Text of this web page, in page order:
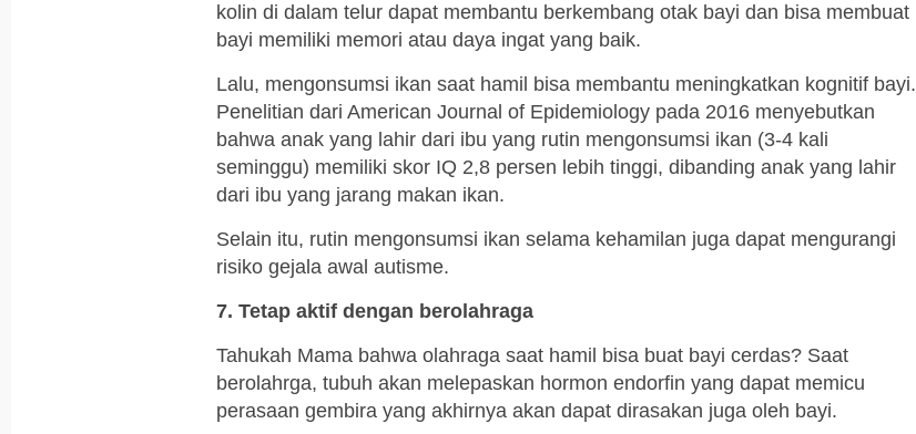
kolin di dalam telur dapat membantu berkembang otak bayi dan bisa membuat
bayi memiliki memori atau daya ingat yang baik.
Lalu, mengonsumsi ikan saat hamil bisa membantu meningkatkan kognitif bayi.
Penelitian dari American Journal of Epidemiology pada 2016 menyebutkan
bahwa anak yang lahir dari ibu yang rutin mengonsumsi ikan (3-4 kali
seminggu) memiliki skor IQ 2,8 persen lebih tinggi, dibanding anak yang lahir
dari ibu yang jarang makan ikan.
Selain itu, rutin mengonsumsi ikan selama kehamilan juga dapat mengurangi
risiko gejala awal autisme.
7. Tetap aktif dengan berolahraga
Tahukah Mama bahwa olahraga saat hamil bisa buat bayi cerdas? Saat
berolahrga, tubuh akan melepaskan hormon endorfin yang dapat memicu
perasaan gembira yang akhirnya akan dapat dirasakan juga oleh bayi.